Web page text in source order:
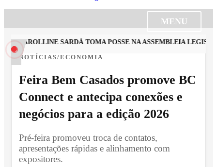
MENU
CAROLLINE SARDÁ TOMA POSSE NA ASSEMBLEIA
NOTÍCIAS/ECONOMIA
Feira Bem Casados promove BC
Connect e antecipa conexões e
negócios para a edição 2026
Pré-feira promoveu troca de contatos,
apresentações rápidas e alinhamento com
expositores.